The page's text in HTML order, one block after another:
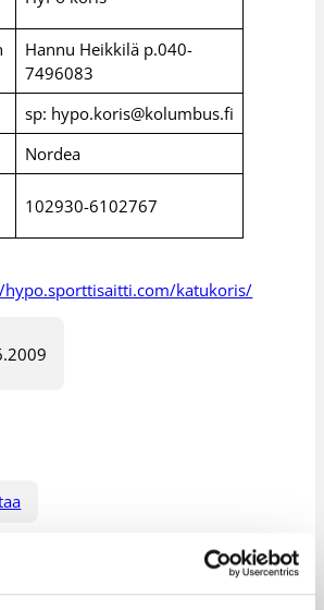
Hannu Heikkilä p.040-
7496083
sp: hypo.koris@kolumbus.fi
Nordea
102930-6102767
katukoris/